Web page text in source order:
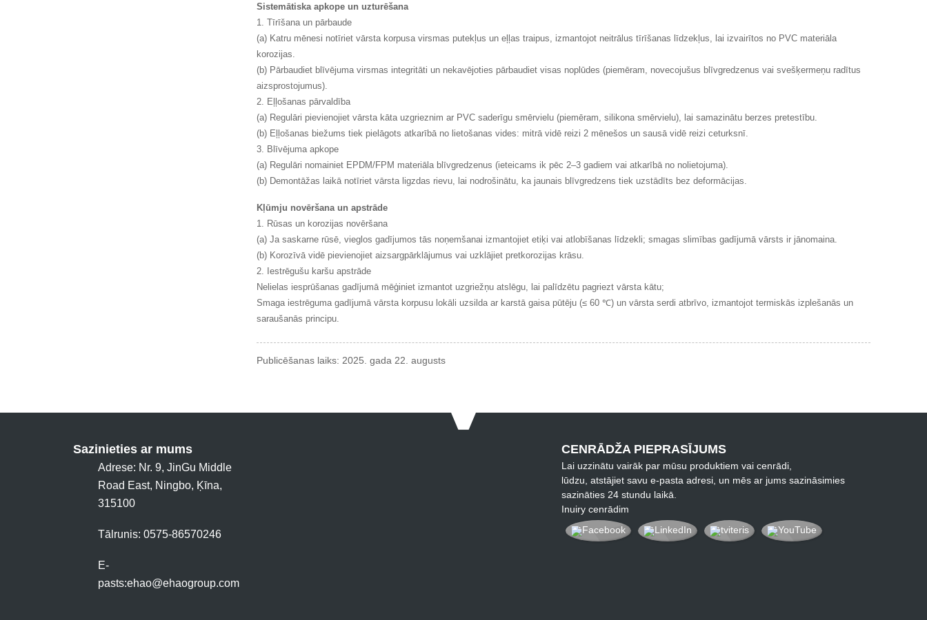
Sistemātiska apkope un uzturēšana
1. Tīrīšana un pārbaude
(a) Katru mēnesi notīriet vārsta korpusa virsmas putekļus un eļļas traipus, izmantojot neitrālus tīrīšanas līdzekļus, lai izvairītos no PVC materiāla
korozijas.
(b) Pārbaudiet blīvējuma virsmas integritāti un nekavējoties pārbaudiet visas noplūdes (piemēram, novecojušus blīvgredzenus vai svešķermeņu radītus
aizsprostojumus).
2. Eļļošanas pārvaldība
(a) Regulāri pievienojiet vārsta kāta uzgrieznim ar PVC saderīgu smērvielu (piemēram, silikona smērvielu), lai samazinātu berzes pretestību.
(b) Eļļošanas biežums tiek pielāgots atkarībā no lietošanas vides: mitrā vidē reizi 2 mēnešos un sausā vidē reizi ceturksnī.
3. Blīvējuma apkope
(a) Regulāri nomainiet EPDM/FPM materiāla blīvgredzenus (ieteicams ik pēc 2–3 gadiem vai atkarībā no nolietojuma).
(b) Demontāžas laikā notīriet vārsta ligzdas rievu, lai nodrošinātu, ka jaunais blīvgredzens tiek uzstādīts bez deformācijas.
Kļūmju novēršana un apstrāde
1. Rūsas un korozijas novēršana
(a) Ja saskarne rūsē, vieglos gadījumos tās noņemšanai izmantojiet etiķi vai atlobīšanas līdzekli; smagas slimības gadījumā vārsts ir jānomaina.
(b) Korozīvā vidē pievienojiet aizsargpārklājumus vai uzklājiet pretkorozijas krāsu.
2. Iestrēgušu karšu apstrāde
Nelielas iesprūšanas gadījumā mēģiniet izmantot uzgriežņu atslēgu, lai palīdzētu pagriezt vārsta kātu;
Smaga iestrēguma gadījumā vārsta korpusu lokāli uzsilda ar karstā gaisa pūtēju (≤ 60 ℃) un vārsta serdi atbrīvo, izmantojot termiskās izplešanās un
saraušanās principu.
Publicēšanas laiks: 2025. gada 22. augusts
Sazinieties ar mums
Adrese: Nr. 9, JinGu Middle
Road East, Ningbo, Ķīna,
315100
Tālrunis: 0575-86570246
E-
pasts:ehao@ehaogroup.com
CENRĀDŽA PIEPRASĪJUMS
Lai uzzinātu vairāk par mūsu produktiem vai cenrādi,
lūdzu, atstājiet savu e-pasta adresi, un mēs ar jums sazināsimies
sazināties 24 stundu laikā.
Inuiry cenrādim